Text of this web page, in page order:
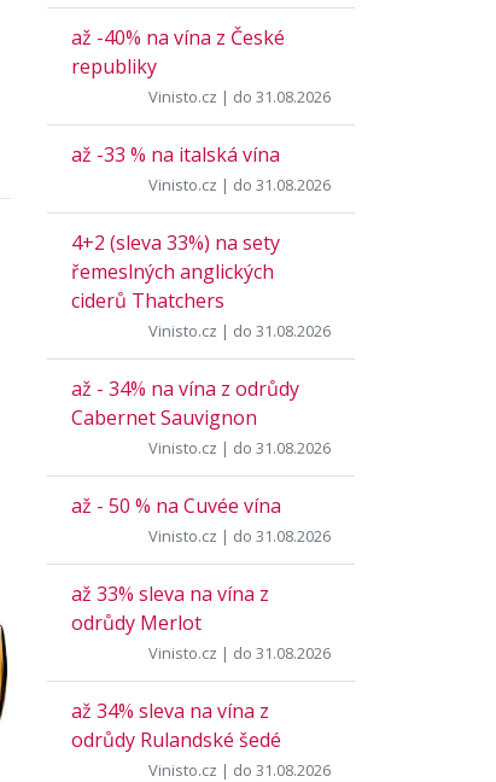
až -40% na vína z České
republiky
Vinisto.cz | do 31.08.2026
až -33 % na italská vína
Vinisto.cz | do 31.08.2026
4+2 (sleva 33%) na sety
řemeslných anglických
ciderů Thatchers
Vinisto.cz | do 31.08.2026
až - 34% na vína z odrůdy
Cabernet Sauvignon
Vinisto.cz | do 31.08.2026
až - 50 % na Cuvée vína
Vinisto.cz | do 31.08.2026
až 33% sleva na vína z
odrůdy Merlot
Vinisto.cz | do 31.08.2026
až 34% sleva na vína z
odrůdy Rulandské šedé
Vinisto.cz | do 31.08.2026